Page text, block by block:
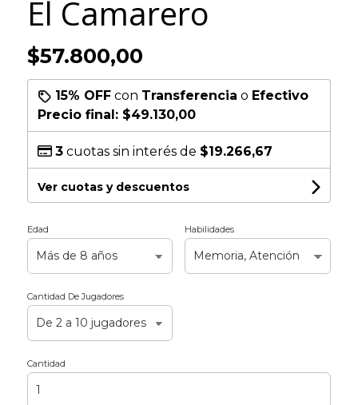
El Camarero
$57.800,00
15% OFFcon Transferencia o Efectivo
Precio final: $49.130,00
3cuotas sin interés de $19.266,67
Ver cuotas y descuentos
Edad Habilidades
Cantidad De Jugadores
Cantidad